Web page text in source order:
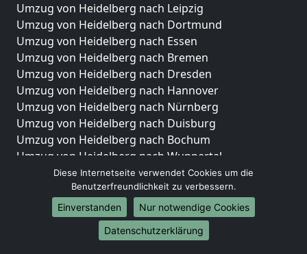
Umzug von Heidelberg nach Leipzig
Umzug von Heidelberg nach Dortmund
Umzug von Heidelberg nach Essen
Umzug von Heidelberg nach Bremen
Umzug von Heidelberg nach Dresden
Umzug von Heidelberg nach Hannover
Umzug von Heidelberg nach Nürnberg
Umzug von Heidelberg nach Duisburg
Umzug von Heidelberg nach Bochum
Umzug von Heidelberg nach Wuppertal
Umzug von Heidelberg nach Bielefeld
Umzug von Heidelberg nach Bonn
Umzug von Heidelberg nach Münster
Internationale-Umzüge
Diese Internetseite verwendet Cookies um die
Benutzerfreundlichkeit zu verbessern.
Einverstanden
Nur notwendige Cookies
Datenschutzerklärung